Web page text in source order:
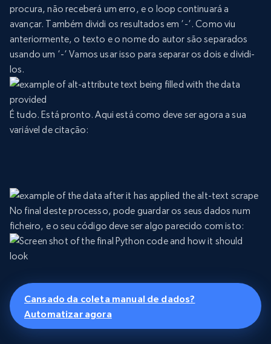
procura, não receberá um erro, e o loop continuará a
avançar. Também dividi os resultados em ‘-‘. Como viu
anteriormente, o texto e o nome do autor são separados
usando um ‘-‘ Vamos usar isso para separar os dois e dividi-
los.
É tudo. Está pronto. Aqui está como deve ser agora a sua
variável de citação:
No final deste processo, pode guardar os seus dados num
ficheiro, e o seu código deve ser algo parecido com isto:
Cansado da coleta manual de dados?
Automatizar agora